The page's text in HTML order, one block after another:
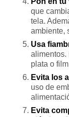
que
tela.
ambiente,
Usa
alimentos.
plata o
Evita los
uso de
Evita